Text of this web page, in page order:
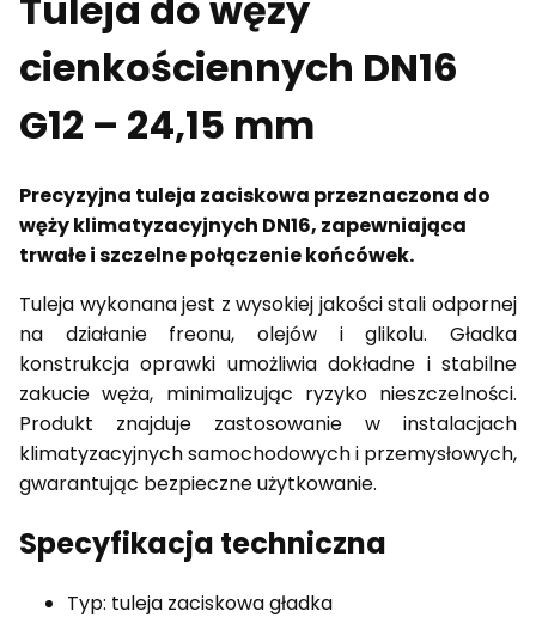
cienkościennych DN16
G12 – 24,15 mm
Precyzyjna tuleja zaciskowa przeznaczona do
węży klimatyzacyjnych DN16, zapewniająca
trwałe i szczelne połączenie końcówek.
Tuleja wykonana jest z wysokiej jakości stali odpornej
na działanie freonu, olejów i glikolu. Gładka
konstrukcja oprawki umożliwia dokładne i stabilne
zakucie węża, minimalizując ryzyko nieszczelności.
Produkt znajduje zastosowanie w instalacjach
klimatyzacyjnych samochodowych i przemysłowych,
gwarantując bezpieczne użytkowanie.
Specyfikacja techniczna
Typ: tuleja zaciskowa gładka